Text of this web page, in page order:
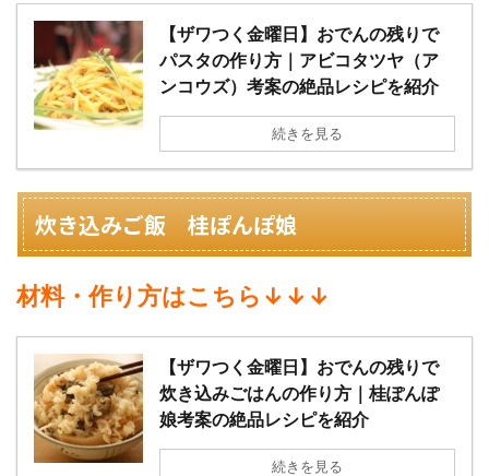
【ザワつく金曜日】おでんの残りで
パスタの作り方｜アビコタツヤ（ア
ンコウズ）考案の絶品レシピを紹介
続きを見る
炊き込みご飯 桂ぽんぽ娘
材料・作り方はこちら↓↓↓
【ザワつく金曜日】おでんの残りで
炊き込みごはんの作り方｜桂ぽんぽ
娘考案の絶品レシピを紹介
続きを見る